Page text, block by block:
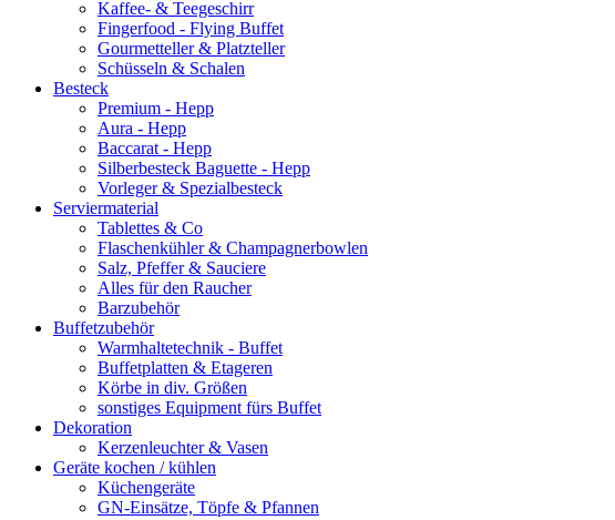
Kaffee- & Teegeschirr
Fingerfood - Flying Buffet
Gourmetteller & Platzteller
Schüsseln & Schalen
Besteck
Premium - Hepp
Aura - Hepp
Baccarat - Hepp
Silberbesteck Baguette - Hepp
Vorleger & Spezialbesteck
Serviermaterial
Tablettes & Co
Flaschenkühler & Champagnerbowlen
Salz, Pfeffer & Sauciere
Alles für den Raucher
Barzubehör
Buffetzubehör
Warmhaltetechnik - Buffet
Buffetplatten & Etageren
Körbe in div. Größen
sonstiges Equipment fürs Buffet
Dekoration
Kerzenleuchter & Vasen
Geräte kochen / kühlen
Küchengeräte
GN-Einsätze, Töpfe & Pfannen